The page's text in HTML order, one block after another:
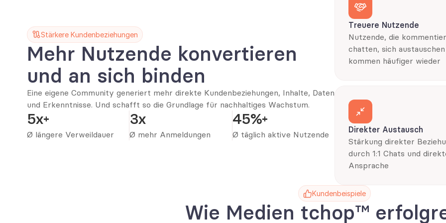
Stärkere Kundenbeziehungen
Mehr Nutzende konvertieren
und an sich binden
Eine eigene Community generiert mehr direkte Kundenbeziehungen, Inhalte, Daten
und Erkenntnisse. Und schafft so die Grundlage für nachhaltiges Wachstum.
5x+
Ø längere Verweildauer
3x
Ø mehr Anmeldungen
45%+
Ø täglich aktive Nutzende
Treuere Nutzende
Nutzende, die
chatten, sich austauschen
kommen häufiger wieder
Direkter Austausch
Stärkung direkter
durch 1:1 Chats und
Ansprache
Kundenbeispiele
Wie Medien tchop™️